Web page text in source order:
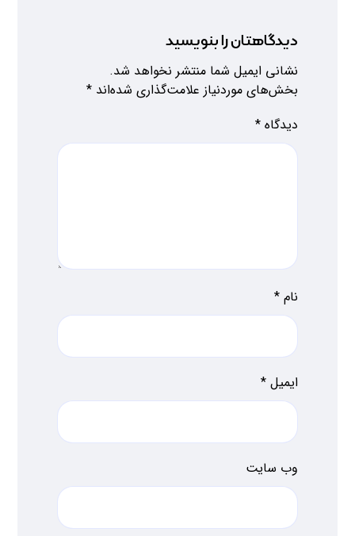
دیدگاهتان را بنویسید
نشانی ایمیل شما منتشر نخواهد شد.
بخش‌های موردنیاز علامت‌گذاری شده‌اند*
دیدگاه*
نام*
ایمیل*
وب‌ سایت